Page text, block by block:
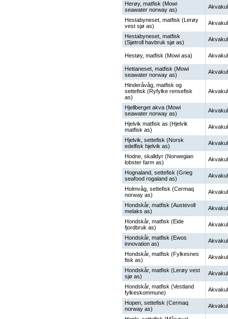
Herøy, matfisk (Mowi
seawater norway as)
Hestabyneset, matfisk (Lerøy
vest sjø as)
Hestabyneset, matfisk
(Sjøtroll havbruk sjø as)
Hestøy, matfisk (Mowi asa)
Hettaneset, matfisk (Mowi
seawater norway as)
Hinderåvåg, matfisk og
settefisk (Ryfylke rensefisk
as)
Hjellberget akva (Mowi
seawater norway as)
Hjelvik matfisk as (Hjelvik
matfisk as)
Hjelvik, settefisk (Norsk
edelfisk hjelvik as)
Hodne, skalldyr (Norwegian
lobster farm as)
Hognaland, settefisk (Grieg
seafood rogaland as)
Holmvåg, settefisk (Cermaq
norway as)
Hondskår, matfisk (Austevoll
melaks as)
Hondskår, matfisk (Eide
fjordbruk as)
Hondskår, matfisk (Ewos
innovation as)
Hondskår, matfisk (Fylkesnes
fisk as)
Hondskår, matfisk (Lerøy vest
sjø as)
Hondskår, matfisk (Vestland
fylkeskommune)
Hopen, settefisk (Cermaq
norway as)